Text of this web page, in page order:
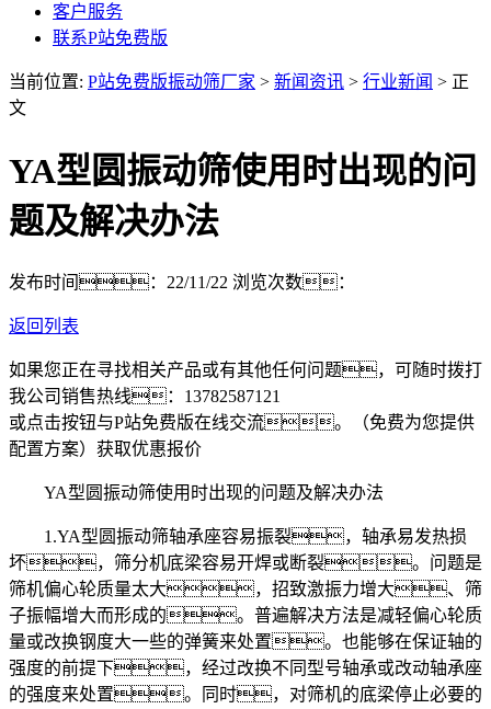
客户服务
联系P站免费版
当前位置: P站免费版振动筛厂家 > 新闻资讯 > 行业新闻 > 正
文
YA型圆振动筛使用时出现的问
题及解决办法
发布时间：22/11/22 浏览次数：
返回列表
如果您正在寻找相关产品或有其他任何问题，可随时拨打
我公司销售热线： 13782587121
或点击按钮与P站免费版在线交流。（免费为您提供
配置方案） 获取优惠报价
YA型圆振动筛使用时出现的问题及解决办法
1.YA型圆振动筛轴承座容易振裂，轴承易发热损
坏，筛分机底梁容易开焊或断裂。问题是
筛机偏心轮质量太大，招致激振力增大、筛
子振幅增大而形成的。普遍解决方法是减轻偏心轮质
量或改换钢度大一些的弹簧来处置。也能够在保证轴的
强度的前提下，经过改换不同型号轴承或改动轴承座
的强度来处置。同时，对筛机的底梁停止必要的